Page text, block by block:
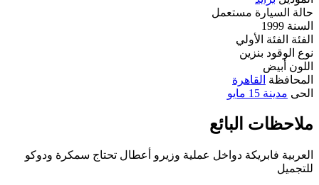
حالة السيارة مستعمل
السنة 1999
الفئة الفئة الأولي
نوع الوقود بنزين
اللون أبيض
المحافظة القاهرة
الحى مدينة 15 مايو
ملاحظات البائع
العربية فابريكة دواخل عملية وزيرو أعطال تحتاج سمكرة ودوكو
للتجميل